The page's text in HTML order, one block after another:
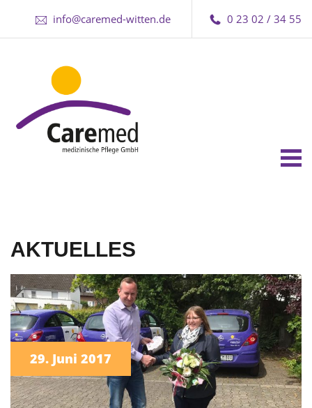
0 23 02 / 34 55
info@caremed-witten.de
AKTUELLES
29. Juni 2017